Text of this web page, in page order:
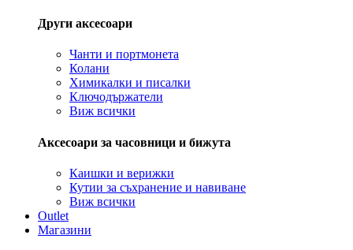
Други аксесоари
Чанти и портмонета
Колани
Химикалки и писалки
Ключодържатели
Виж всички
Аксесоари за часовници и бижута
Каишки и верижки
Кутии за съхранение и навиване
Виж всички
Outlet
Магазини